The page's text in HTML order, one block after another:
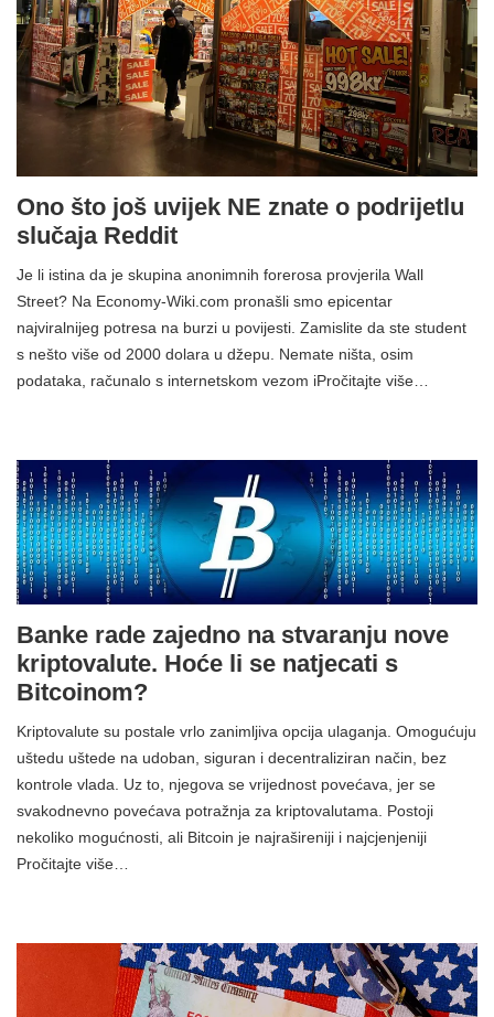
Ono što još uvijek NE znate o podrijetlu
slučaja Reddit
Je li istina da je skupina anonimnih forerosa provjerila Wall
Street? Na Economy-Wiki.com pronašli smo epicentar
najviralnijeg potresa na burzi u povijesti. Zamislite da ste student
s nešto više od 2000 dolara u džepu. Nemate ništa, osim
podataka, računalo s internetskom vezom iPročitajte više…
Banke rade zajedno na stvaranju nove
kriptovalute. Hoće li se natjecati s
Bitcoinom?
Kriptovalute su postale vrlo zanimljiva opcija ulaganja. Omogućuju
uštedu uštede na udoban, siguran i decentraliziran način, bez
kontrole vlada. Uz to, njegova se vrijednost povećava, jer se
svakodnevno povećava potražnja za kriptovalutama. Postoji
nekoliko mogućnosti, ali Bitcoin je najrašireniji i najcjenjeniji
Pročitajte više…